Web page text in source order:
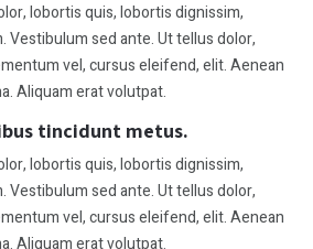
lobortis quis, lobortis dignissim,
Vestibulum sed ante. Ut tellus dolor,
vel, cursus eleifend, elit. Aenean
Aliquam erat volutpat.
tincidunt metus.
lobortis quis, lobortis dignissim,
Vestibulum sed ante. Ut tellus dolor,
vel, cursus eleifend, elit. Aenean
Aliquam erat volutpat.